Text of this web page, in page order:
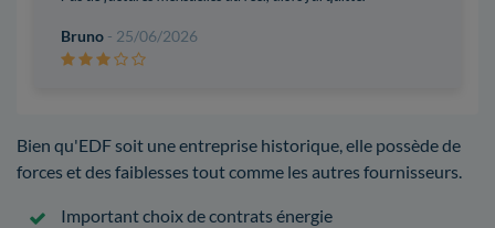
Bruno - 25/06/2026
Bien qu'EDF soit une entreprise historique, elle possède de
forces et des faiblesses tout comme les autres fournisseurs.
Important choix de contrats énergie